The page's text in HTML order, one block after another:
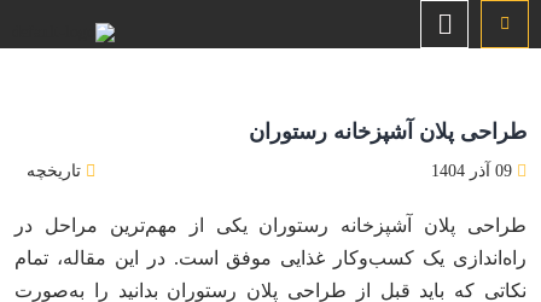
طراحی پلان آشپزخانه رستوران
09 آذر 1404 تاریخچه
طراحی پلان آشپزخانه رستوران یکی از مهم‌ترین مراحل در
راه‌اندازی یک کسب‌وکار غذایی موفق است. در این مقاله، تمام
نکاتی که باید قبل از طراحی پلان رستوران بدانید را به‌صورت